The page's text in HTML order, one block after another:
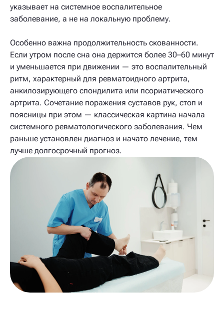
указывает на системное воспалительное
заболевание, а не на локальную проблему.
Особенно важна продолжительность скованности.
Если утром после сна она держится более 30–60 минут
и уменьшается при движении — это воспалительный
ритм, характерный для ревматоидного артрита,
анкилозирующего спондилита или псориатического
артрита. Сочетание поражения суставов рук, стоп и
поясницы при этом — классическая картина начала
системного ревматологического заболевания. Чем
раньше установлен диагноз и начато лечение, тем
лучше долгосрочный прогноз.